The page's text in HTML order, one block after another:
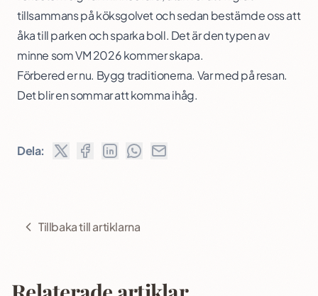
tillsammans på köksgolvet och sedan bestämde oss att
åka till parken och sparka boll. Det är den typen av
minne som VM 2026 kommer skapa.
Förbered er nu. Bygg traditionerna. Var med på resan.
Det blir en sommar att komma ihåg.
Dela:
Tillbaka till artiklarna